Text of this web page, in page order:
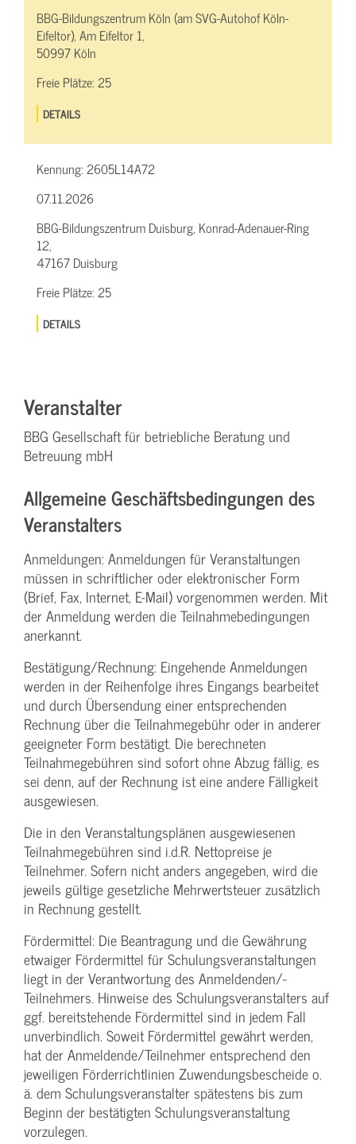
BBG-Bildungszentrum Köln (am SVG-Autohof Köln-
Eifeltor), Am Eifeltor 1,
50997 Köln
Freie Plätze:25
DETAILS
Kennung:2605L14A72
07.11.2026
BBG-Bildungszentrum Duisburg, Konrad-Adenauer-Ring
12,
47167 Duisburg
Freie Plätze:25
DETAILS
Veranstalter
BBG Gesellschaft für betriebliche Beratung und
Betreuung mbH
Allgemeine Geschäftsbedingungen des
Veranstalters
Anmeldungen: Anmeldungen für Veranstaltungen
müssen in schriftlicher oder elektronischer Form
(Brief, Fax, Internet, E-Mail) vorgenommen werden. Mit
der Anmeldung werden die Teilnahme­bedingungen
anerkannt.
Bestätigung­/Rechnung: Eingehende Anmeldungen
werden in der Reihenfolge ihres Eingangs bearbeitet
und durch Übersendung einer entsprechenden
Rechnung über die Teilnahmegebühr oder in anderer
geeigneter Form bestätigt. Die berechneten
Teilnahmegebühren sind sofort ohne Abzug fällig, es
sei denn, auf der Rechnung ist eine andere Fälligkeit
ausgewiesen.
Die in den Veranstaltungsplänen ausgewiesenen
Teilnahmegebühren sind i.d.R. Nettopreise je
Teilnehmer. Sofern nicht anders angegeben, wird die
jeweils gültige gesetzliche Mehrwertsteuer zusätzlich
in Rechnung gestellt.
Fördermittel: Die Beantragung und die Gewährung
etwaiger Fördermittel für Schulungs­veranstaltungen
liegt in der Verantwortung des Anmeldenden/­
Teilnehmers. Hinweise des Schulungs­veranstalters auf
ggf. bereitstehende Fördermittel sind in jedem Fall
unverbindlich. Soweit Fördermittel gewährt werden,
hat der Anmeldende/­Teilnehmer entsprechend den
jeweiligen Förderrichtlinien Zuwendungs­bescheide o.
ä. dem Schulungs­veranstalter spätestens bis zum
Beginn der bestätigten Schulungs­veranstaltung
vorzulegen.